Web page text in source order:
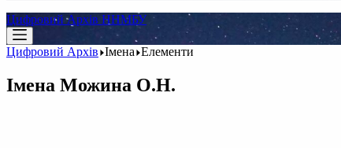
Цифровий Архів ННМБУ
Цифровий Архів Імена Елементи
Імена Можина О.Н.